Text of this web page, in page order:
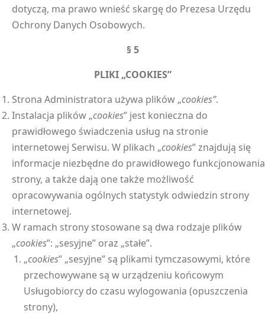
dotyczą, ma prawo wnieść skargę do Prezesa Urzędu
Ochrony Danych Osobowych.
§ 5
PLIKI „COOKIES”
Strona Administratora używa plików „cookies”.
Instalacja plików „cookies” jest konieczna do
prawidłowego świadczenia usług na stronie
internetowej Serwisu. W plikach „cookies” znajdują się
informacje niezbędne do prawidłowego funkcjonowania
strony, a także dają one także możliwość
opracowywania ogólnych statystyk odwiedzin strony
internetowej.
W ramach strony stosowane są dwa rodzaje plików
„cookies”: „sesyjne” oraz „stałe”.
„cookies” „sesyjne” są plikami tymczasowymi, które
przechowywane są w urządzeniu końcowym
Usługobiorcy do czasu wylogowania (opuszczenia
strony),